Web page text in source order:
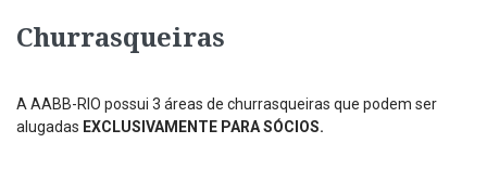
Churrasqueiras
A AABB-RIO possui 3 áreas de churrasqueiras que podem ser
alugadas EXCLUSIVAMENTE PARA SÓCIOS.